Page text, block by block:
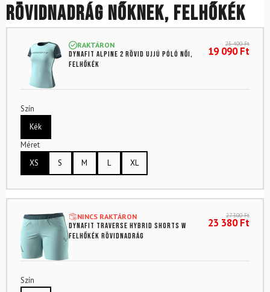
rövidnadrág nőknek, felhőkék
RAKTÁRON
DYNAFIT Alpine 2 rövid ujjú póló női,
felhőkék
23 400Ft
19 090Ft
Szín
Kék
Méret
XS
S M L XL
NINCS RAKTÁRON
DYNAFIT Traverse Hybrid Shorts W
Felhőkék Rövidnadrág
27 300Ft
23 380Ft
Szín